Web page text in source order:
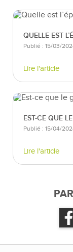
QUELLE EST
Publié : 15/03/
Lire l'article
EST-CE QUE
Publié : 15/04/
Lire l'article